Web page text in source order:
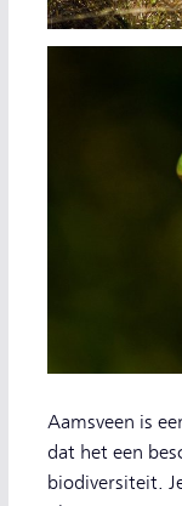
Aamsveen is
dat het een
biodiversiteit.